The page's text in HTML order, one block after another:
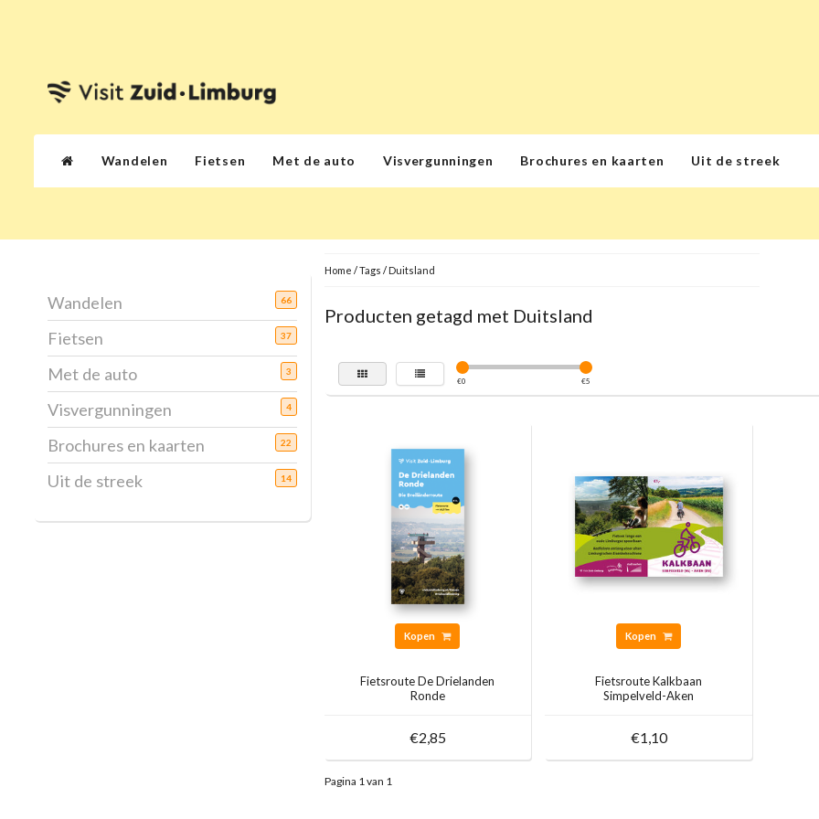
Wandelen Fietsen Met de auto Visvergunningen Brochures en kaarten Uit de streek
Wandelen 66
Fietsen 37
Met de auto 3
Visvergunningen 4
Brochures en kaarten 22
Uit de streek 14
Home /Tags / Duitsland
Producten getagd met Duitsland
€0 €5
Kopen
Fietsroute De Drielanden
Ronde
€2,85
Kopen
Fietsroute Kalkbaan
Simpelveld-Aken
€1,10
Pagina 1 van 1